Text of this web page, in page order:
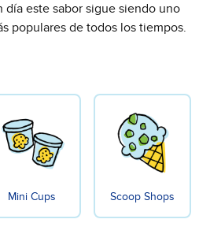
día este sabor sigue siendo uno
populares de todos los tiempos.
Mini Cups Scoop Shops